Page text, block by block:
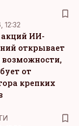
12:32
ИИ-
открывает
от
крепких